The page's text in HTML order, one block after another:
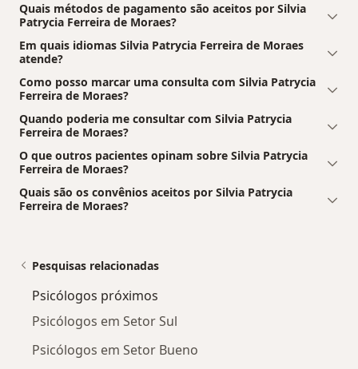
Quais métodos de pagamento são aceitos por Silvia
Patrycia Ferreira de Moraes?
Em quais idiomas Silvia Patrycia Ferreira de Moraes
atende?
Como posso marcar uma consulta com Silvia Patrycia
Ferreira de Moraes?
Quando poderia me consultar com Silvia Patrycia
Ferreira de Moraes?
O que outros pacientes opinam sobre Silvia Patrycia
Ferreira de Moraes?
Quais são os convênios aceitos por Silvia Patrycia
Ferreira de Moraes?
Pesquisas relacionadas
Psicólogos próximos
Psicólogos em Setor Sul
Psicólogos em Setor Bueno